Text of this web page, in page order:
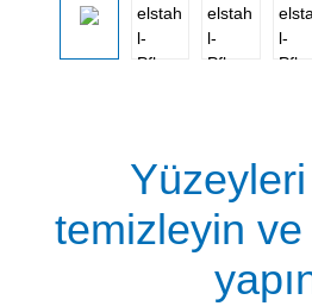
temizleyin ve